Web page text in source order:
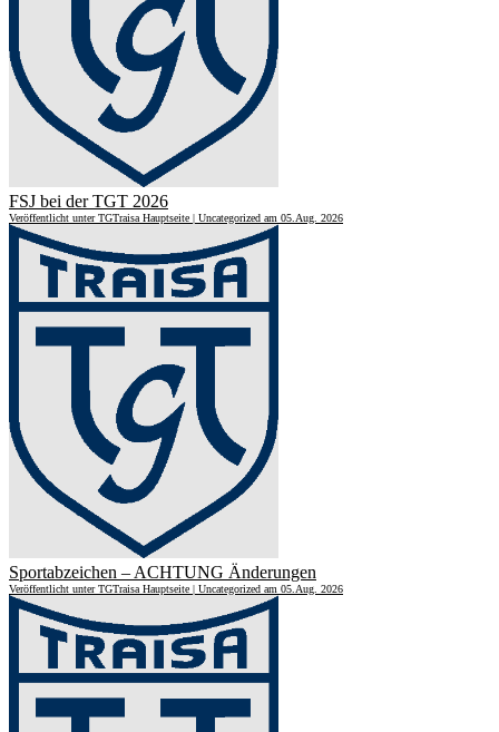
FSJ bei der TGT 2026
Veröffentlicht unter TGTraisa Hauptseite | Uncategorized am 05.Aug. 2026
Sportabzeichen – ACHTUNG Änderungen
Veröffentlicht unter TGTraisa Hauptseite | Uncategorized am 05.Aug. 2026